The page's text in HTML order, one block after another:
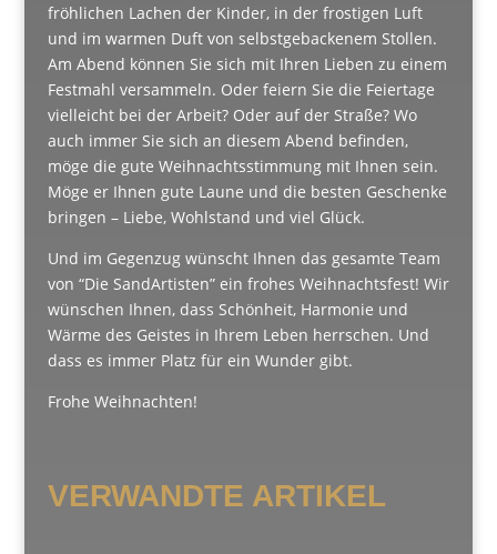
fröhlichen Lachen der Kinder, in der frostigen Luft
und im warmen Duft von selbstgebackenem Stollen.
Am Abend können Sie sich mit Ihren Lieben zu einem
Festmahl versammeln. Oder feiern Sie die Feiertage
vielleicht bei der Arbeit? Oder auf der Straße? Wo
auch immer Sie sich an diesem Abend befinden,
möge die gute Weihnachtsstimmung mit Ihnen sein.
Möge er Ihnen gute Laune und die besten Geschenke
bringen – Liebe, Wohlstand und viel Glück.
Und im Gegenzug wünscht Ihnen das gesamte Team
von “Die SandArtisten” ein frohes Weihnachtsfest! Wir
wünschen Ihnen, dass Schönheit, Harmonie und
Wärme des Geistes in Ihrem Leben herrschen. Und
dass es immer Platz für ein Wunder gibt.
Frohe Weihnachten!
VERWANDTE ARTIKEL